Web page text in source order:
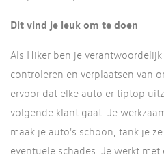
Dit vind je leuk om te doen
Als Hiker ben je
controleren en verplaatsen van
ervoor dat elke auto er tiptop
volgende klant gaat. Je
maak je auto's schoon, tank je
eventuele schades. Je werkt